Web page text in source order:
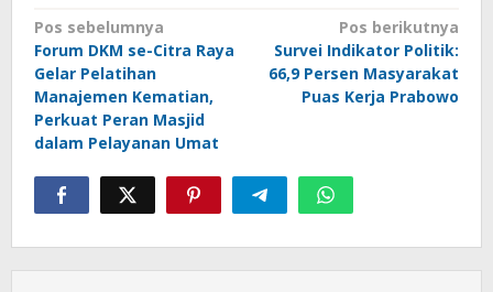
Navigasi
pos
Pos sebelumnya
Forum DKM se-Citra Raya
Gelar Pelatihan
Manajemen Kematian,
Perkuat Peran Masjid
dalam Pelayanan Umat
Pos berikutnya
Survei Indikator Politik:
66,9 Persen Masyarakat
Puas Kerja Prabowo